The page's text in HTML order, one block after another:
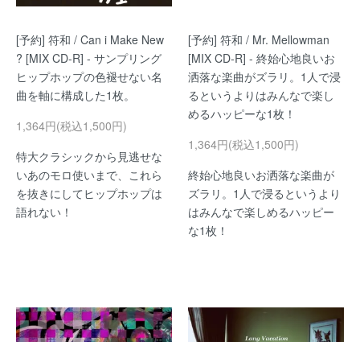
[予約] 符和 / Can i Make New
? [MIX CD-R] - サンプリング
ヒップホップの色褪せない名
曲を軸に構成した1枚。
1,364円(税込1,500円)
特大クラシックから見逃せな
いあのモロ使いまで、これら
を抜きにしてヒップホップは
語れない！
[予約] 符和 / Mr. Mellowman
[MIX CD-R] - 終始心地良いお
洒落な楽曲がズラリ。1人で浸
るというよりはみんなで楽し
めるハッピーな1枚！
1,364円(税込1,500円)
終始心地良いお洒落な楽曲が
ズラリ。1人で浸るというより
はみんなで楽しめるハッピー
な1枚！